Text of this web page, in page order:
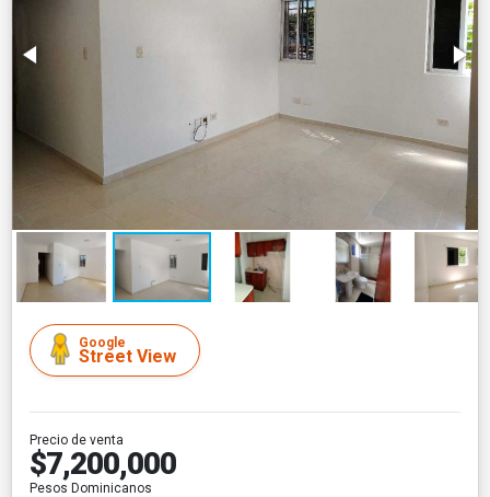
Google
Street View
Precio de venta
$7,200,000
Pesos Dominicanos